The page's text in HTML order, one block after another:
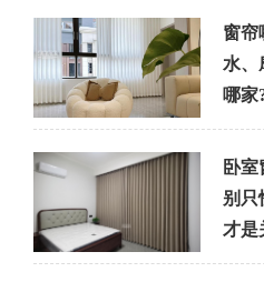
窗帘
水、
哪家
卧
别只
才是